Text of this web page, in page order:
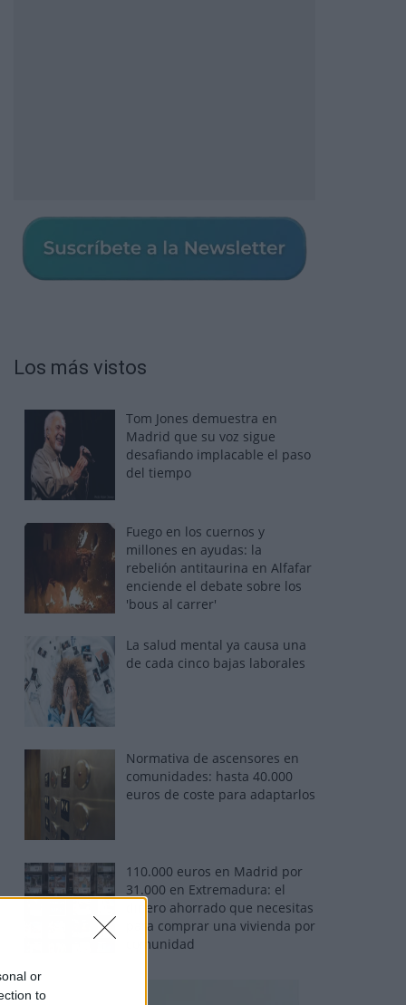
or
to
Los más vistos
Tom Jones demuestra en
Madrid que su voz sigue
desafiando implacable el paso
del tiempo
Fuego en los cuernos y
millones en ayudas: la
rebelión antitaurina en Alfafar
enciende el debate sobre los
'bous al carrer'
La salud mental ya causa una
de cada cinco bajas laborales
Normativa de ascensores en
comunidades: hasta 40.000
euros de coste para adaptarlos
110.000 euros en Madrid por
31.000 en Extremadura: el
dinero ahorrado que necesitas
para comprar una vivienda por
comunidad